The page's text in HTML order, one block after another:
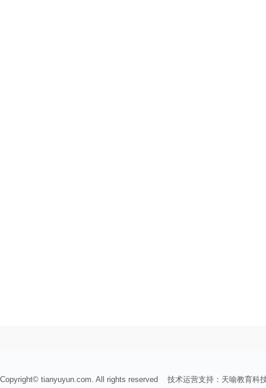
Copyright© tianyuyun.com. All rights reserved 技术运营支持： 天喻教育科